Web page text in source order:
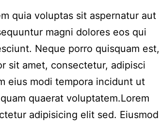
quia voluptas sit aspernatur aut
magni dolores eos qui
Neque porro quisquam est,
sit amet, consectetur, adipisci
eius modi tempora incidunt ut
quaerat voluptatem.Lorem
adipisicing elit sed. Eiusmod